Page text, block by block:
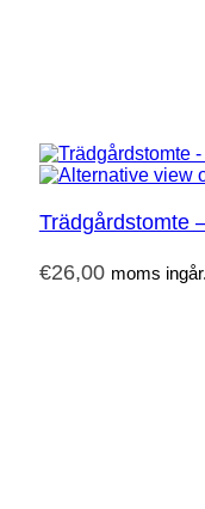
Trädgårdstomte
€26,00 moms ingår.